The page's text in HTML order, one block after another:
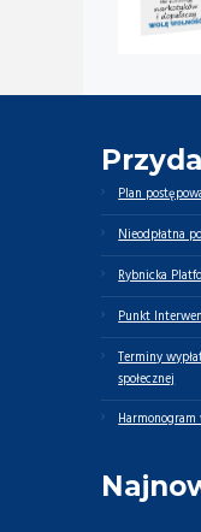
Plan
Nieodpłatna
Rybnicka
Punkt
Terminy
społecznej
Harmonogram